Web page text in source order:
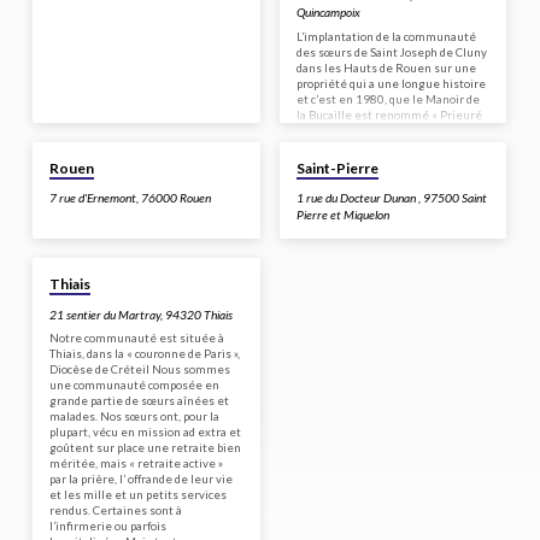
Quincampoix
L’implantation de la communauté
des sœurs de Saint Joseph de Cluny
dans les Hauts de Rouen sur une
propriété qui a une longue histoire
et c’est en 1980, que le Manoir de
la Bucaille est renommé « Prieuré
quatre soeurs est présence
d’Eglise sur le secteur pastoral de
Bois Guillaume-Forêt Verte et
pastorale scolaire à Rouen. Priante
et active, elle témoigne aussi de la
Vie Consacrée en campagne. Le
Rouen
7 rue d'Ernemont, 76000 Rouen
Saint-Pierre
1 rue du Docteur Dunan , 97500 Saint
Pierre et Miquelon
Thiais
21 sentier du Martray, 94320 Thiais
Notre communauté est située à
Thiais, dans la « couronne de Paris »,
Diocèse de Créteil Nous sommes
une communauté composée en
grande partie de sœurs aînées et
malades. Nos sœurs ont, pour la
plupart, vécu en mission ad extra et
goûtent sur place une retraite bien
méritée, mais « retraite active »
par la prière, l’ offrande de leur vie
et les mille et un petits services
rendus. Certaines sont à
l’infirmerie ou parfois